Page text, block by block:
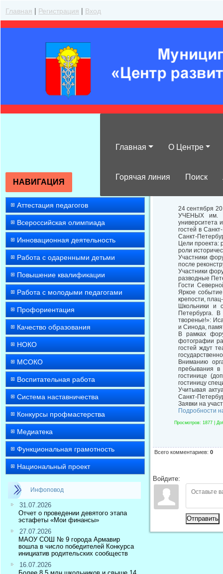
Главная | Регистрация | Вход
Главная О Центре
Горячая линия Поиск
НАВИГАЦИЯ
Аттестация педагогов
Всероссийская олимпиада
Инновационная деятельность
Работа с одаренными детьми
Повышение квалификации
Работа с молодыми педагогами
Профориентация
Качество образования
НОКО
МСОКО
Воспитательная работа
Система наставничества
Конкурсы профмастерства
Медиатека
Функциональная грамотность
Национальный проект
Инфоповод
31.07.2026
Отчет о проведении девятого этапа
эстафеты «Мои финансы»
27.07.2026
МАОУ СОШ № 9 города Армавир
вошла в число победителей Конкурса
инициатив родительских сообществ
16.07.2026
24 сентября
УЧЕНЫХ им. М.
университета
гостей в
Санкт-
Цели проекта:
роли
Участники
после
Участники
разводные
Гости
Яркое
крепости,
Школьники и
Петербурга.
творенье!»:
и Синода,
В рамках
фотографии
гостей ждут
Вниманию
пребывания в
гостинице
гостиницу
Учитывая
Санкт-
Заявки на
Подробности
Просмотров: 1877 |
Всего комментариев: 0
Войдите:
Отправить